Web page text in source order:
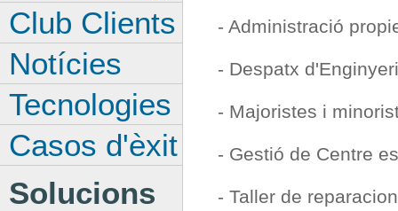
- Administració
- Despatx
- Majoristes i
- Gestió de Centre
- Taller de
Club Clients
Notícies
Tecnologies
Casos d'èxit
Solucions